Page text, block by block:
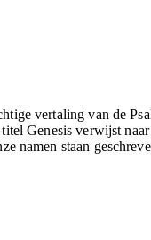
vertaling van de
Genesis verwijst
namen staan